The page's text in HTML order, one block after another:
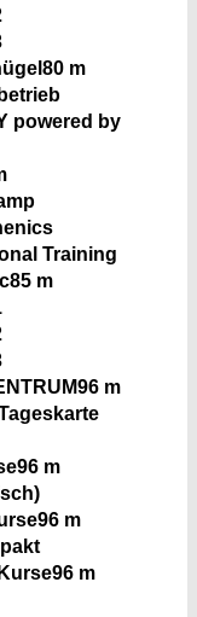
80 m
powered by
Training
85 m
96 m
96 m
96 m
96 m